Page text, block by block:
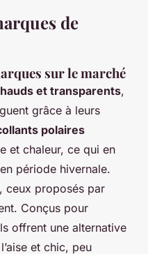
de
sur le marché
et transparents,
grâce à leurs
polaires
et chaleur, ce qui en
période hivernale.
ceux proposés par
Conçus pour
offrent une alternative
et chic, peu